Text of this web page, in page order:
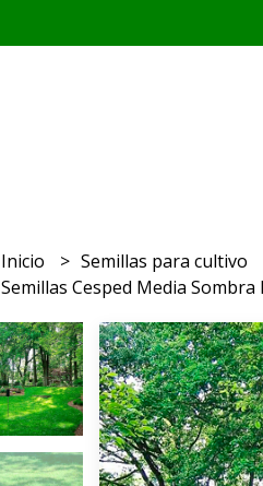
Inicio Semillas para cultivo
Semillas Cesped Media